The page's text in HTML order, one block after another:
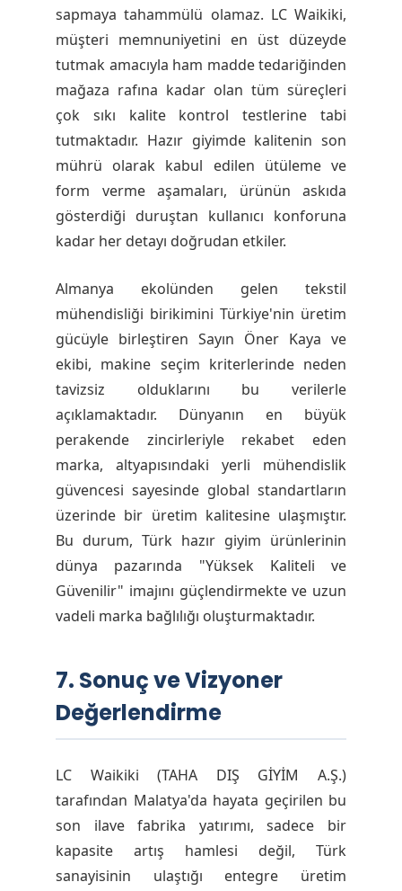
sapmaya tahammülü olamaz. LC Waikiki,
müşteri memnuniyetini en üst düzeyde
tutmak amacıyla ham madde tedariğinden
mağaza rafına kadar olan tüm süreçleri
çok sıkı kalite kontrol testlerine tabi
tutmaktadır. Hazır giyimde kalitenin son
mührü olarak kabul edilen ütüleme ve
form verme aşamaları, ürünün askıda
gösterdiği duruştan kullanıcı konforuna
kadar her detayı doğrudan etkiler.
Almanya ekolünden gelen tekstil
mühendisliği birikimini Türkiye'nin üretim
gücüyle birleştiren Sayın Öner Kaya ve
ekibi, makine seçim kriterlerinde neden
tavizsiz olduklarını bu verilerle
açıklamaktadır. Dünyanın en büyük
perakende zincirleriyle rekabet eden
marka, altyapısındaki yerli mühendislik
güvencesi sayesinde global standartların
üzerinde bir üretim kalitesine ulaşmıştır.
Bu durum, Türk hazır giyim ürünlerinin
dünya pazarında "Yüksek Kaliteli ve
Güvenilir" imajını güçlendirmekte ve uzun
vadeli marka bağlılığı oluşturmaktadır.
7. Sonuç ve Vizyoner
Değerlendirme
LC Waikiki (TAHA DIŞ GİYİM A.Ş.)
tarafından Malatya'da hayata geçirilen bu
son ilave fabrika yatırımı, sadece bir
kapasite artış hamlesi değil, Türk
sanayisinin ulaştığı entegre üretim